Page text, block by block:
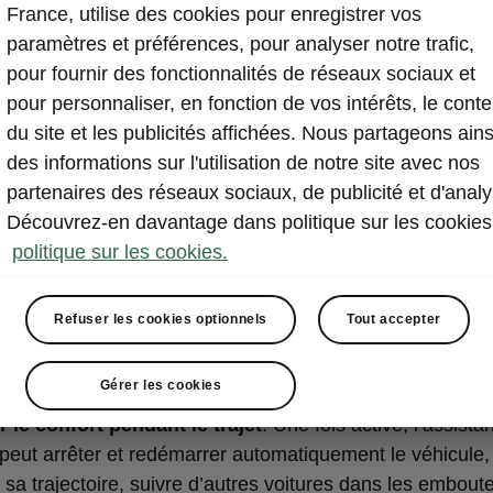
de conduite Škoda Superb iV
de conduite
de conduite intègre plusieurs systèmes
et
séparément dans les pages suivantes. Lorsqu’ils sont
la voiturepeut faciliter considérablement la
le confort pendant le trajet. Une fois activé,
arrêter et redémarrer automatiquement le véhicule,
sa trajectoire, suivre d’autres voitures dans les
France, utilise des cookies pour enregistrer vos
paramètres et préférences, pour analyser notre trafic,
pour fournir des fonctionnalités de réseaux sociaux et
pour personnaliser, en fonction de vos intérêts, le
du site et les publicités affichées. Nous partageons
des informations sur l'utilisation de notre site avec nos
partenaires des réseaux sociaux, de publicité et
Découvrez-en davantage dans politique sur les
politique sur les cookies.
Refuser les cookies optionnels Tout accepter
Gérer les cookies